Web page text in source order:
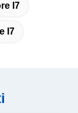
I7
I7